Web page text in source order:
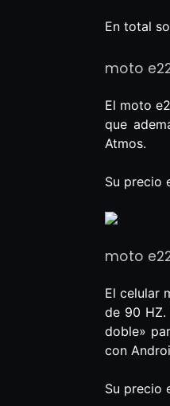
En total
moto
El moto
que
Atmos.
Su precio
moto
El celular
de 90
doble»
con
Su precio